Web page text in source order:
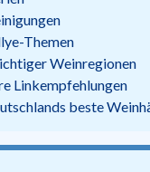
Themen
Weinregionen
Linkempfehlungen
beste